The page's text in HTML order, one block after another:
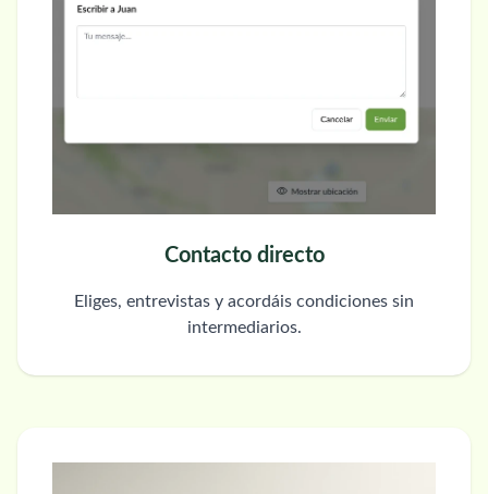
Contacto directo
Eliges, entrevistas y acordáis condiciones sin
intermediarios.